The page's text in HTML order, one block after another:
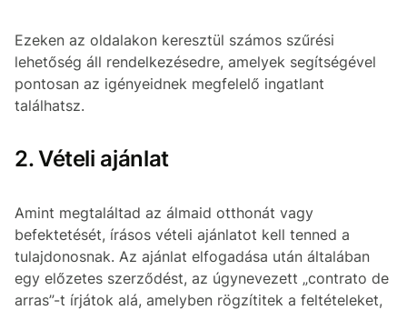
Ezeken az oldalakon keresztül számos szűrési
lehetőség áll rendelkezésedre, amelyek segítségével
pontosan az igényeidnek megfelelő ingatlant
találhatsz.
2. Vételi ajánlat
Amint megtaláltad az álmaid otthonát vagy
befektetését, írásos vételi ajánlatot kell tenned a
tulajdonosnak. Az ajánlat elfogadása után általában
egy előzetes szerződést, az úgynevezett „contrato de
arras”-t írjátok alá, amelyben rögzítitek a feltételeket,